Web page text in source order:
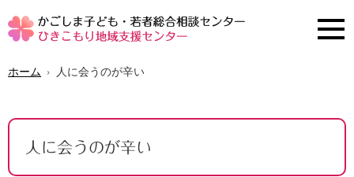
ホーム 人に会うのが辛い
人に会うのが辛い